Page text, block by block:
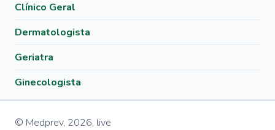
Clínico Geral
Dermatologista
Geriatra
Ginecologista
© Medprev, 2026, live